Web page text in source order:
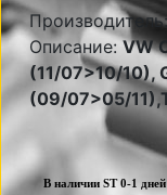
Описание:VW
(11/07>10/10),
(09/07>05/
В наличии ST 0-1 дней